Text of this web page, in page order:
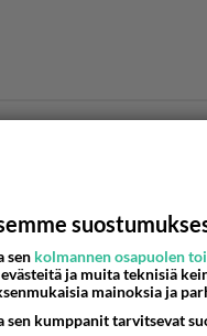
päällään violetti toppi ja
sydämen. Tämä
riemastumaan ja
spinning tunnilta
etkä sen jälkeen osaa
sen kolmannen osapuolen
ja muita teknisiä
mainoksia ja
sen kumppanit tarvitsevat